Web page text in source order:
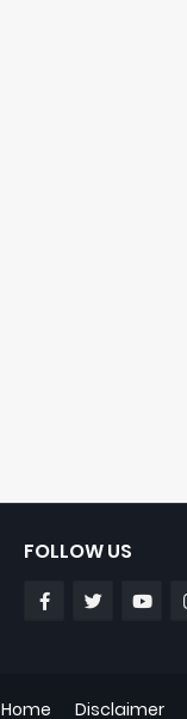
FOLLOW US
Home Disclaimer